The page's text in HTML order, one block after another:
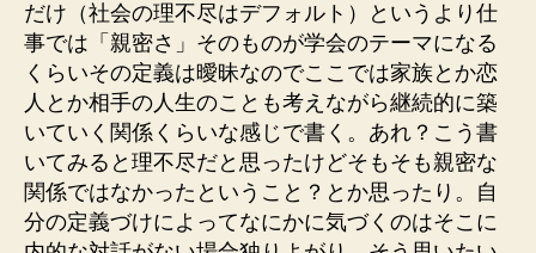
だけ（社会の理不尽はデフォルト）というより仕
事では「親密さ」そのものが学会のテーマになる
くらいその定義は曖昧なのでここでは家族とか恋
人とか相手の人生のことも考えながら継続的に築
いていく関係くらいな感じで書く。あれ？こう書
いてみると理不尽だと思ったけどそもそも親密な
関係ではなかったということ？とか思ったり。自
分の定義づけによってなにかに気づくのはそこに